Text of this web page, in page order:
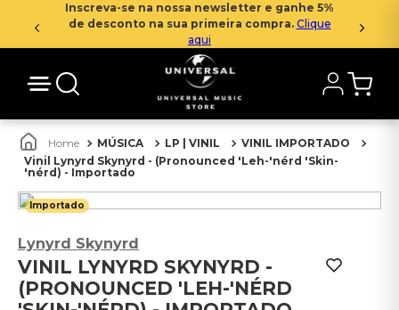
Inscreva-se na nossa newsletter e ganhe 5%
de desconto na sua primeira compra. Clique
aqui
MÚSICA LP | VINIL
VINIL IMPORTADO
Vinil Lynyrd Skynyrd - (Pronounced 'Leh-'nérd 'Skin-
'nérd) - Importado
Importado
Lynyrd Skynyrd
VINIL LYNYRD SKYNYRD -
(PRONOUNCED 'LEH-'NÉRD